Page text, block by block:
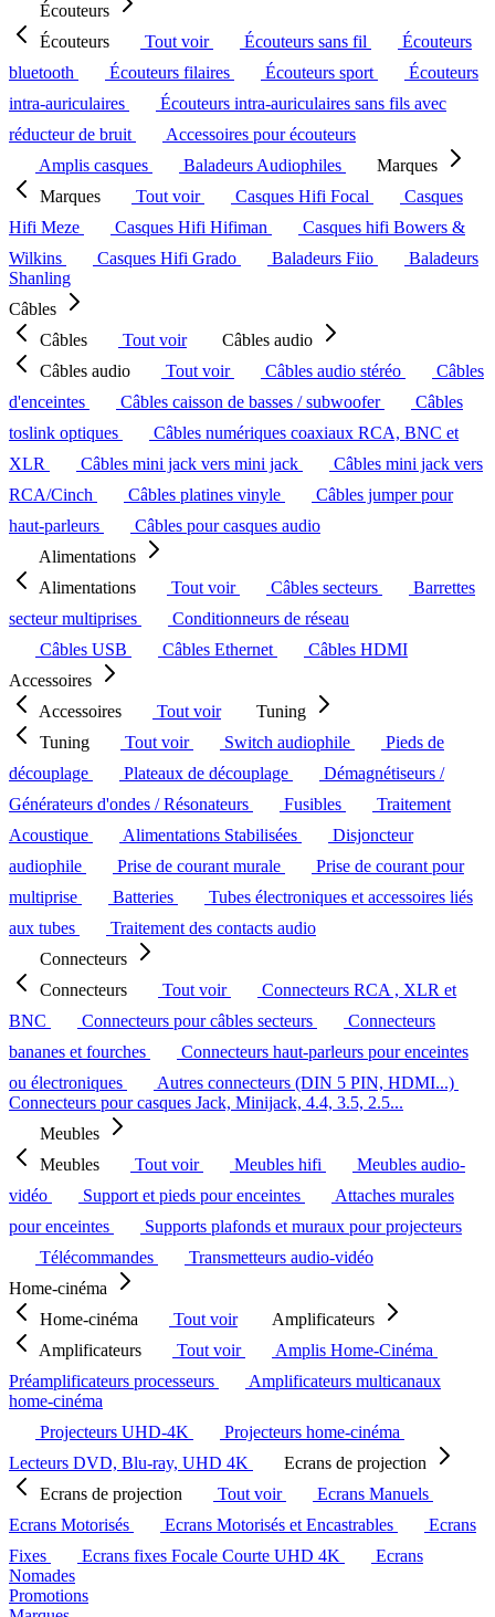
Écouteurs
Écouteurs
Tout voir Écouteurs sans fil
Écouteurs
bluetooth
Écouteurs filaires Écouteurs sport
Écouteurs
intra-auriculaires
Écouteurs intra-auriculaires sans fils avec
réducteur de bruit
Accessoires pour écouteurs
Amplis casques
Baladeurs Audiophiles
Marques
Marques
Tout voir Casques Hifi Focal
Casques
Hifi Meze
Casques Hifi Hifiman
Casques hifi Bowers &
Wilkins
Casques Hifi Grado Baladeurs Fiio
Baladeurs
Shanling
Câbles
Câbles
Tout voir
Câbles audio
Câbles audio
Tout voir Câbles audio stéréo
Câbles
d'enceintes
Câbles caisson de basses / subwoofer
Câbles
toslink optiques
Câbles numériques coaxiaux RCA, BNC et
XLR
Câbles mini jack vers mini jack
Câbles mini jack vers
RCA/Cinch
Câbles platines vinyle
Câbles jumper pour
haut-parleurs
Câbles pour casques audio
Alimentations
Alimentations
Tout voir Câbles secteurs
Barrettes
secteur multiprises
Conditionneurs de réseau
Câbles USB
Câbles Ethernet
Câbles HDMI
Accessoires
Accessoires
Tout voir
Tuning
Tuning
Tout voir Switch audiophile
Pieds de
découplage
Plateaux de découplage
Démagnétiseurs /
Générateurs d'ondes / Résonateurs
Fusibles
Traitement
Acoustique
Alimentations Stabilisées
Disjoncteur
audiophile
Prise de courant murale
Prise de courant pour
multiprise
Batteries
Tubes électroniques et accessoires liés
aux tubes
Traitement des contacts audio
Connecteurs
Connecteurs
Tout voir
Connecteurs RCA , XLR et
BNC
Connecteurs pour câbles secteurs
Connecteurs
bananes et fourches
Connecteurs haut-parleurs pour enceintes
ou électroniques
Autres connecteurs (DIN 5 PIN, HDMI...)
Connecteurs pour casques Jack, Minijack, 4.4, 3.5, 2.5...
Meubles
Meubles
Tout voir Meubles hifi
Meubles audio-
vidéo
Support et pieds pour enceintes
Attaches murales
pour enceintes
Supports plafonds et muraux pour projecteurs
Télécommandes
Transmetteurs audio-vidéo
Home-cinéma
Home-cinéma
Tout voir
Amplificateurs
Amplificateurs
Tout voir
Amplis Home-Cinéma
Préamplificateurs processeurs
Amplificateurs multicanaux
home-cinéma
Projecteurs UHD-4K
Projecteurs home-cinéma
Lecteurs DVD, Blu-ray, UHD 4K
Ecrans de projection
Ecrans de projection
Tout voir
Ecrans Manuels
Ecrans Motorisés
Ecrans Motorisés et Encastrables
Ecrans
Fixes
Ecrans fixes Focale Courte UHD 4K
Ecrans
Nomades
Promotions